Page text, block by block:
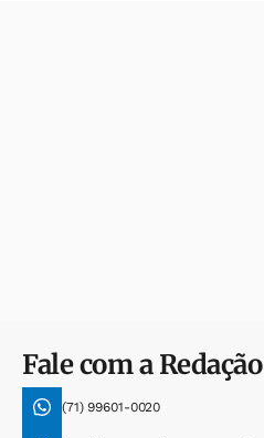
Fale com a Redação
(71) 99601-0020